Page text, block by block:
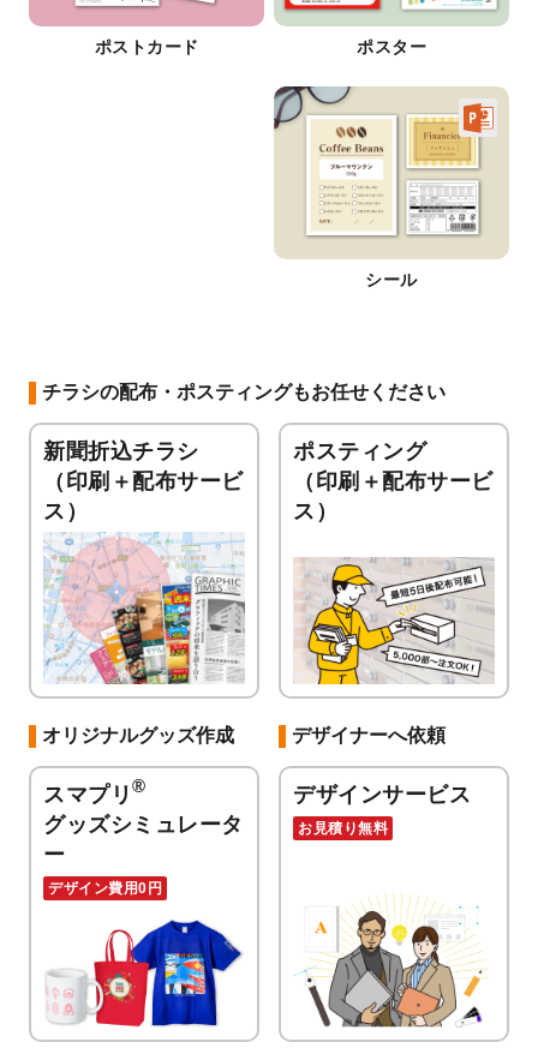
ポストカード ポスター
シール
チラシの配布・ポスティングもお任せください
新聞折込チラシ
（印刷＋配布サービ
ス）
ポスティング
（印刷＋配布サービ
ス）
オリジナルグッズ作成
スマプリ ®
グッズシミュレータ
ー
デザイン費用0円
デザイナーへ依頼
デザインサービス
お見積り無料